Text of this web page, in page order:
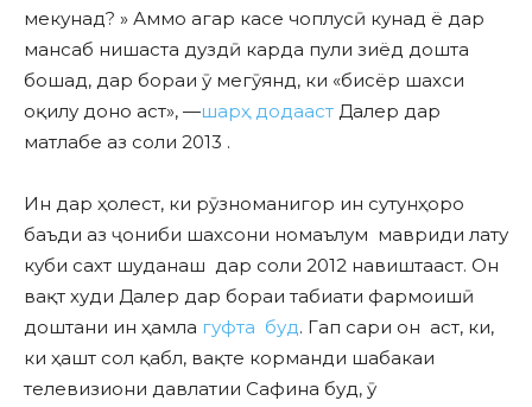
мекунад? » Аммо агар касе чоплусӣ кунад ё дар
мансаб нишаста дуздӣ карда пули зиёд дошта
бошад, дар бораи ӯ мегӯянд, ки «бисёр шахси
оқилу доно аст», —шарҳ додааст Далер дар
матлабе аз соли 2013 .
Ин дар ҳолест, ки рӯзноманигор ин сутунҳоро
баъди аз ҷониби шахсони номаълум мавриди лату
куби сахт шуданаш дар соли 2012 навиштааст. Он
вақт худи Далер дар бораи табиати фармоишӣ
доштани ин ҳамла гуфта буд. Гап сари он аст, ки,
ки ҳашт сол қабл, вақте корманди шабакаи
телевизиони давлатии Сафина буд, ӯ